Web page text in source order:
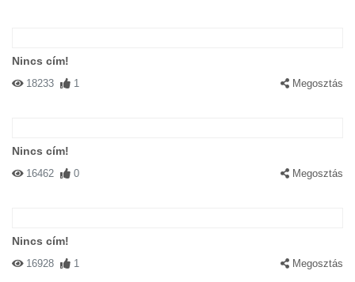
Nincs cím!
18233 1 Megosztás
Nincs cím!
16462 0 Megosztás
Nincs cím!
16928 1 Megosztás